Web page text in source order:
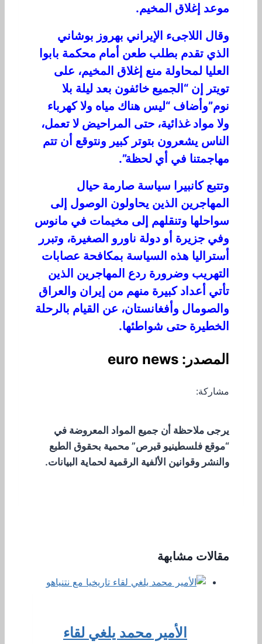
موعد إغلاق المخيم.
وقال اللاجىء الإيراني بهروز بوشاني
الذي تقدم بطلب طعن أمام محكمة بابوا
العليا لمحاولة منع إغلاق المخيم، على
تويتر إن “الجميع خائفون بعد ليلة بلا
نوم”وأضاف “ليس هناك مياه ولا كهرباء
ولا مواد غذائية، حتى المراحيض لا تعمل،
الناس يشعرون بتوتر كبير ونتوقع أن تتم
مهاجمتنا في أي لحظة”.
وتتبع كانبيرا سياسة صارمة حيال
المهاجرين الذين يحاولون الوصول إلى
سواحلها وتنقلهم إلى مخيمات في مانوس
وفي جزيرة أو دولة ناورو الصغيرة، وتبرر
أستراليا هذه السياسة بمكافحة عصابات
التهريب وضرورة ردع المهاجرين الذين
تأتي أعداد كبيرة منهم من إيران والعراق
والصومال وأفغانستان، عن القيام بالرحلة
الخطيرة حتى شواطئها.
المصدر: euro news
مشاركة:
يرجى ملاحظة أن جميع المواد المعروضة في
“موقع فلسطينيو قبرص” محمية بحقوق الطبع
والنشر وقوانين الألفية الرقمية لحماية البيانات.
مقالات مشابهة
الأمير محمد يلغي لقاء